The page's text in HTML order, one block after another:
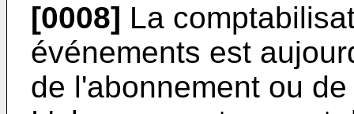
[0008] La
événements est
de l'abonnement ou